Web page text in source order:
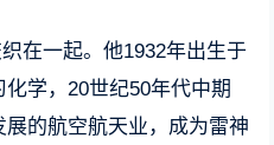
在一起。他1932年出生于
学，20世纪50年代中期
的航空航天业，成为雷神